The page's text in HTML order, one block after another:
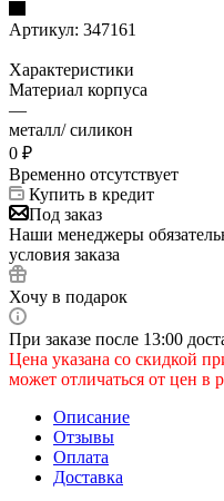
Артикул: 347161
Характеристики
Материал корпуса
—
металл/ силикон
0 ₽
Временно отсутствует
Купить в кредит
Под заказ
Наши менеджеры
условия заказа
Хочу в подарок
При заказе после 13:00
Цена указана со скидкой
может отличаться от цен в
Описание
Отзывы
Оплата
Доставка